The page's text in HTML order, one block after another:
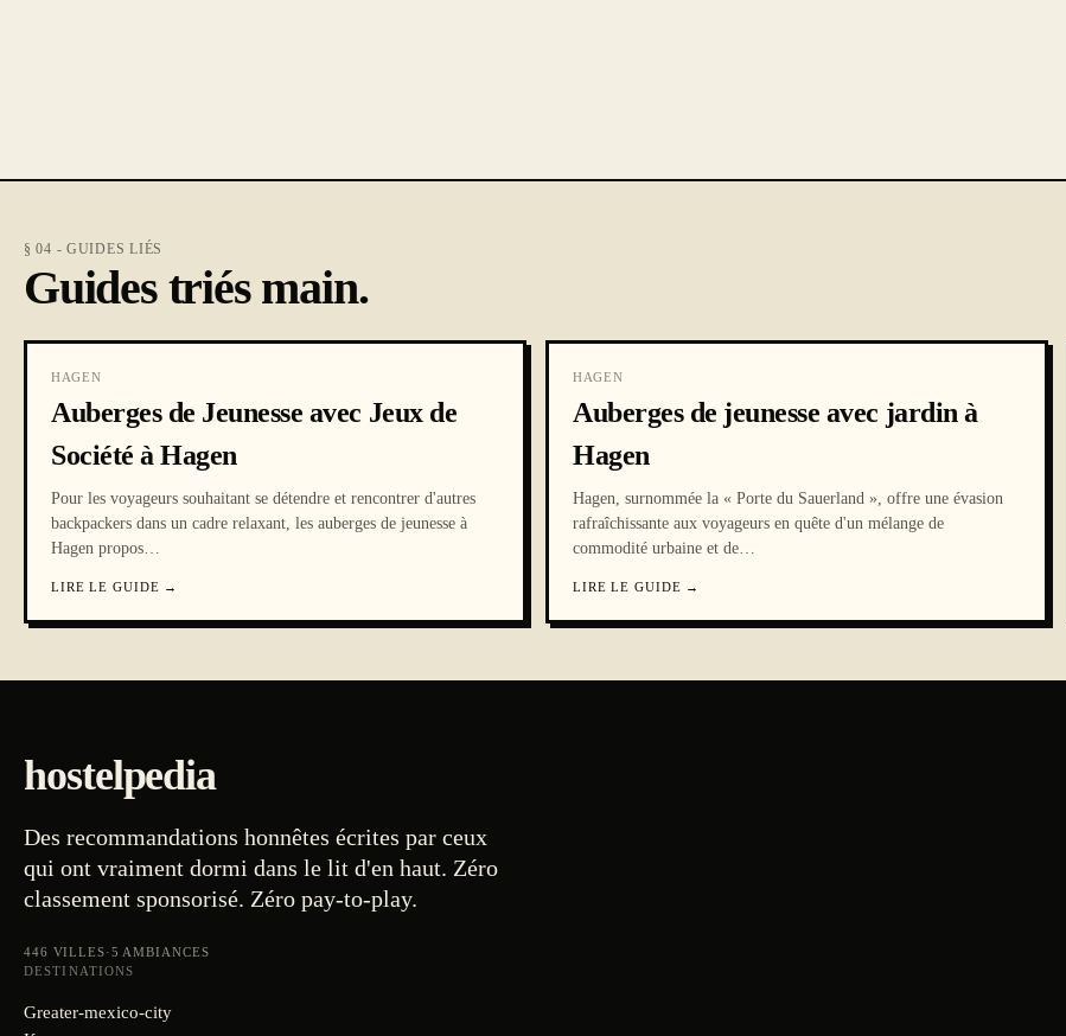
§ 04 - GUIDES LIÉS
Guides triés main.
HAGEN
Auberges de Jeunesse avec Jeux de
Société à Hagen
Pour les voyageurs souhaitant se détendre et rencontrer d'autres
backpackers dans un cadre relaxant, les auberges de jeunesse à
Hagen propos…
LIRE LE GUIDE →
HAGEN
Auberges de jeunesse avec jardin à
Hagen
Hagen, surnommée la « Porte du Sauerland », offre une évasion
rafraîchissante aux voyageurs en quête d'un mélange de
commodité urbaine et de…
LIRE LE GUIDE →
hostelpedia
Des recommandations honnêtes écrites par ceux
qui ont vraiment dormi dans le lit d'en haut. Zéro
classement sponsorisé. Zéro pay-to-play.
446 VILLES·5 AMBIANCES
DESTINATIONS
Greater-mexico-city